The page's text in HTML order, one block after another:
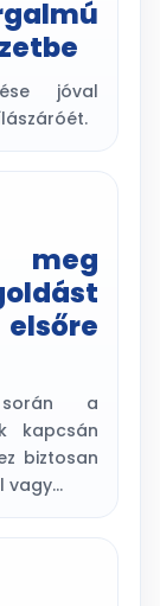
jóval
során a
kapcsán
biztosan
vagy…